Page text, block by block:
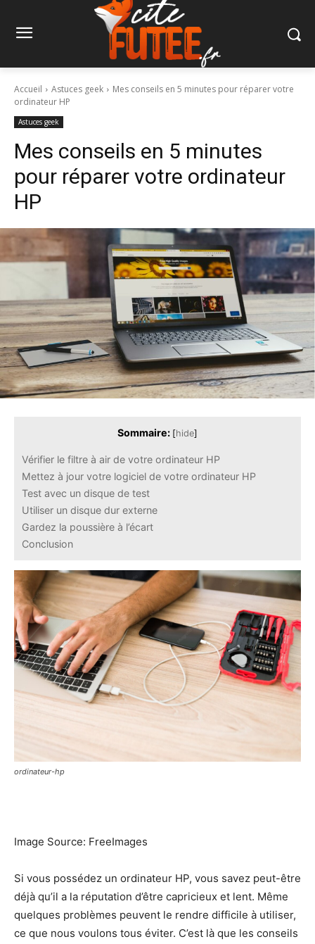
Accueil Astuces geek
Mes conseils en 5 minutes pour réparer votre
ordinateur HP
Astuces geek
Mes conseils en 5 minutes
pour réparer votre ordinateur
HP
Sommaire: [hide]
Vérifier le filtre à air de votre ordinateur HP
Mettez à jour votre logiciel de votre ordinateur HP
Test avec un disque de test
Utiliser un disque dur externe
Gardez la poussière à l’écart
Conclusion
ordinateur-hp
Image Source: FreeImages‍
Si vous possédez un ordinateur HP, vous savez peut-être
déjà qu’il a la réputation d’être capricieux et lent. Même
quelques problèmes peuvent le rendre difficile à utiliser,
ce que nous voulons tous éviter. C’est là que les conseils